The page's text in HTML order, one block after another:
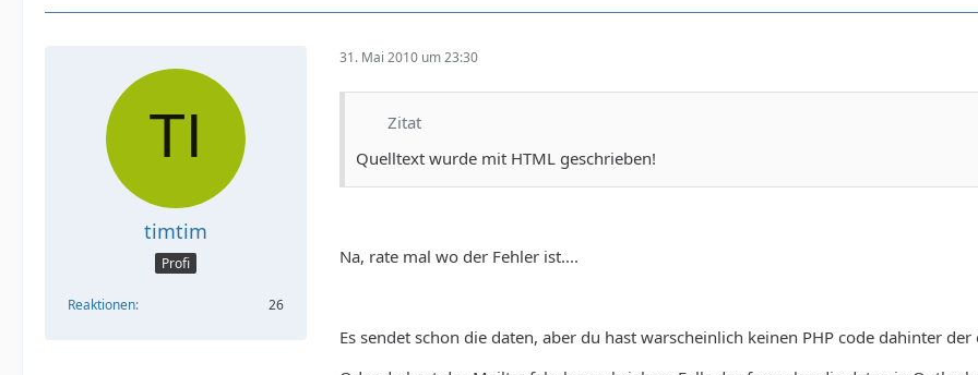
timtim
Profi
Reaktionen 26
31. Mai 2010 um 23:30
Zitat
Quelltext wurde mit HTML geschrieben!
Na, rate mal wo der Fehler ist....
Es sendet schon die daten, aber du hast warscheinlich keinen PHP code dahinter der